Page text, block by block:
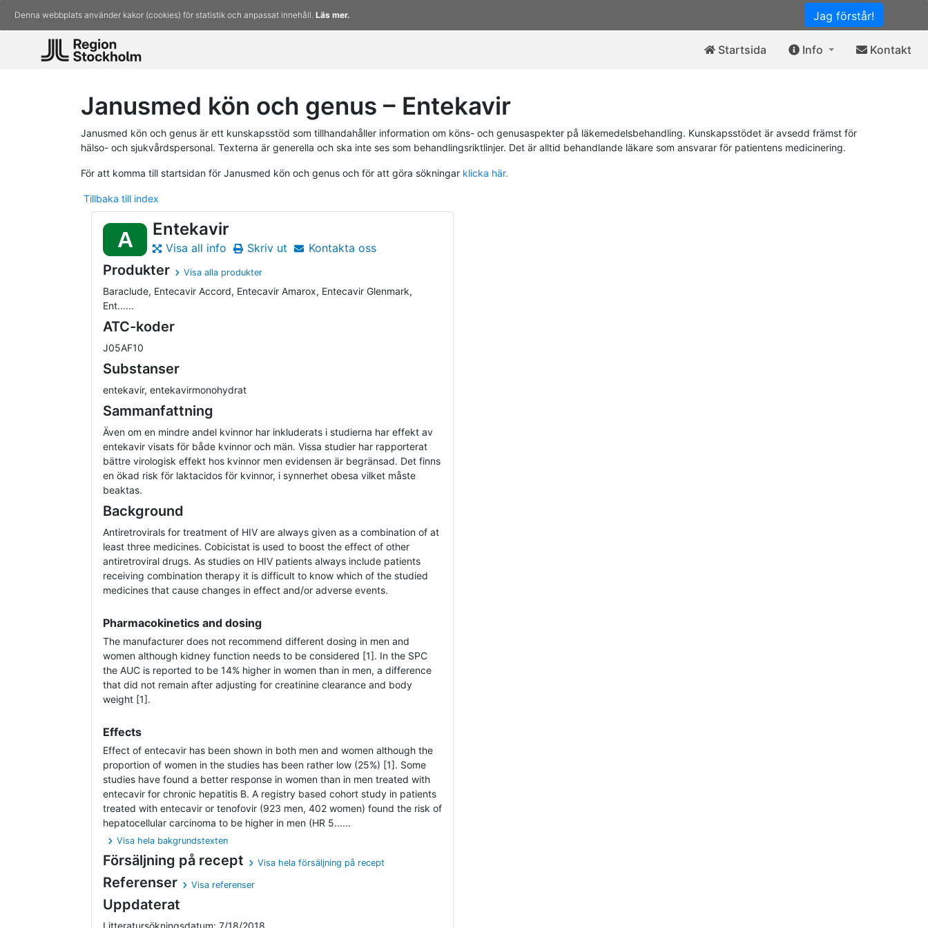
Jag förstår!
Denna webbplats använder kakor (cookies) för statistik och anpassat innehåll. Läs mer.
Startsida Info Kontakt
Janusmed kön och genus – Entekavir
Janusmed kön och genus är ett kunskapsstöd som tillhandahåller information om köns- och genusaspekter på läkemedelsbehandling. Kunskapsstödet är avsedd främst för
hälso- och sjukvårdspersonal. Texterna är generella och ska inte ses som behandlingsriktlinjer. Det är alltid behandlande läkare som ansvarar för patientens medicinering.
För att komma till startsidan för Janusmed kön och genus och för att göra sökningar klicka här.
Tillbaka till index
A Entekavir
Visa all info Skriv ut Kontakta oss
Produkter Visa alla produkter
Baraclude, Entecavir Accord, Entecavir Amarox, Entecavir Glenmark,
Ent......
ATC-koder
J05AF10
Substanser
entekavir, entekavirmonohydrat
Sammanfattning
Även om en mindre andel kvinnor har inkluderats i studierna har effekt av
entekavir visats för både kvinnor och män. Vissa studier har rapporterat
bättre virologisk effekt hos kvinnor men evidensen är begränsad. Det finns
en ökad risk för laktacidos för kvinnor, i synnerhet obesa vilket måste
beaktas.
Background
Antiretrovirals for treatment of HIV are always given as a combination of at
least three medicines. Cobicistat is used to boost the effect of other
antiretroviral drugs. As studies on HIV patients always include patients
receiving combination therapy it is difficult to know which of the studied
medicines that cause changes in effect and/or adverse events.
Pharmacokinetics and dosing
The manufacturer does not recommend different dosing in men and
women although kidney function needs to be considered [1]. In the SPC
the AUC is reported to be 14% higher in women than in men, a difference
that did not remain after adjusting for creatinine clearance and body
weight [1].
Effects
Effect of entecavir has been shown in both men and women although the
proportion of women in the studies has been rather low (25%) [1]. Some
studies have found a better response in women than in men treated with
entecavir for chronic hepatitis B. A registry based cohort study in patients
treated with entecavir or tenofovir (923 men, 402 women) found the risk of
hepatocellular carcinoma to be higher in men (HR 5......
Visa hela bakgrundstexten
Försäljning på recept Visa hela försäljning på recept
Referenser Visa referenser
Uppdaterat